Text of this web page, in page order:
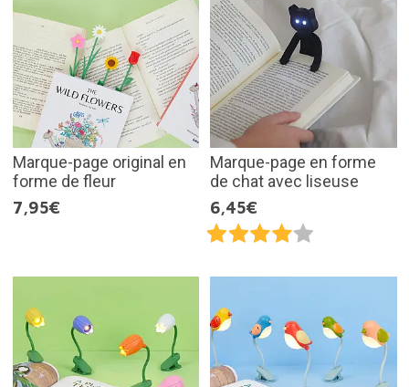
Marque-page original en
forme de fleur
7,95€
Marque-page en forme
de chat avec liseuse
6,45€